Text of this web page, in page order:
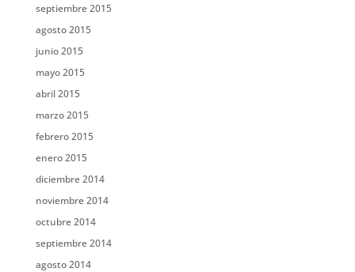
septiembre 2015
agosto 2015
junio 2015
mayo 2015
abril 2015
marzo 2015
febrero 2015
enero 2015
diciembre 2014
noviembre 2014
octubre 2014
septiembre 2014
agosto 2014